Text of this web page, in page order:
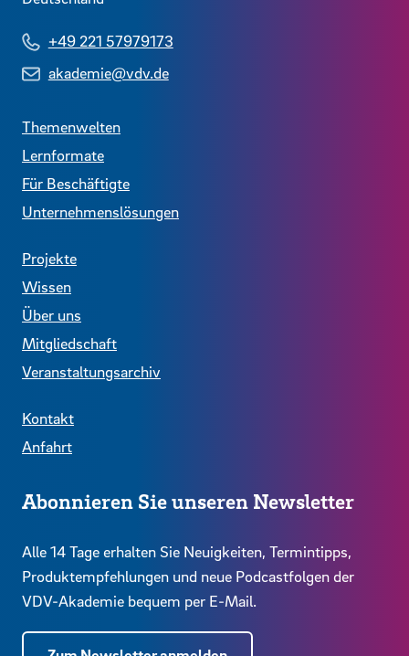
+49 221 57979173
akademie@vdv.de
Abonnieren Sie unseren Newsletter
Alle 14 Tage erhalten Sie Neuigkeiten, Termintipps,
Produktempfehlungen und neue Podcastfolgen der
VDV-Akademie bequem per E-Mail.
Themenwelten
Lernformate
Für Beschäftigte
Unternehmenslösungen
Projekte
Wissen
Über uns
Mitgliedschaft
Veranstaltungsarchiv
Kontakt
Anfahrt